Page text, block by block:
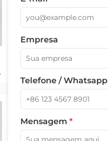
Empresa
Telefone / Whatsapp
Mensagem *